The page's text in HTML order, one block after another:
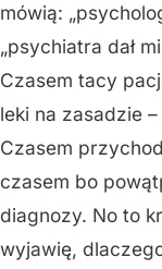
mówią:
„psychiatra dał
Czasem tacy
leki na zasadzie
Czasem
czasem bo
diagnozy. No to
wyjawię,